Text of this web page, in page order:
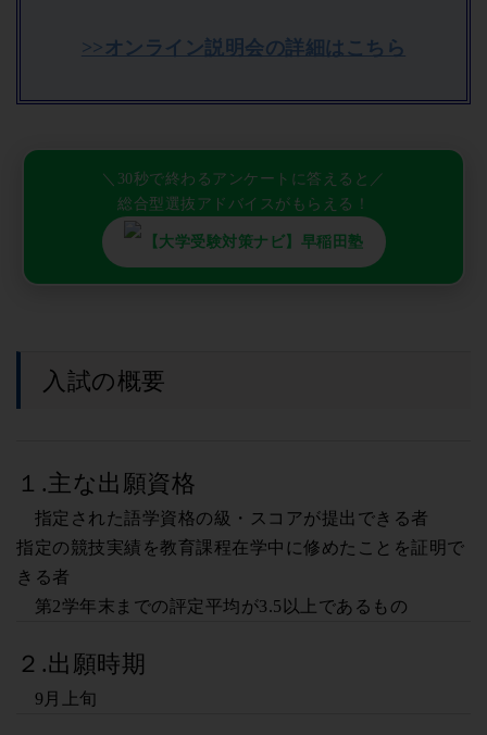
>>オンライン説明会の詳細はこちら
＼30秒で終わるアンケートに答えると／
総合型選抜アドバイスがもらえる！
【大学受験対策ナビ】早稲田塾
入試の概要
１.主な出願資格
指定された語学資格の級・スコアが提出できる者
指定の競技実績を教育課程在学中に修めたことを証明で
きる者
第2学年末までの評定平均が3.5以上であるもの
２.出願時期
9月上旬